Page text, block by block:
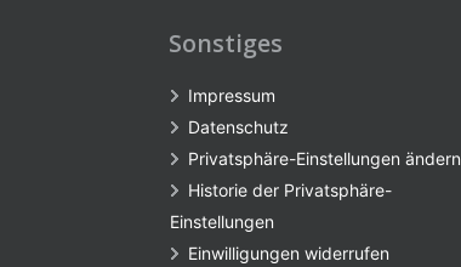
Sonstiges
Impressum
Datenschutz
Privatsphäre-Einstellungen ändern
Historie der Privatsphäre-
Einstellungen
Einwilligungen widerrufen